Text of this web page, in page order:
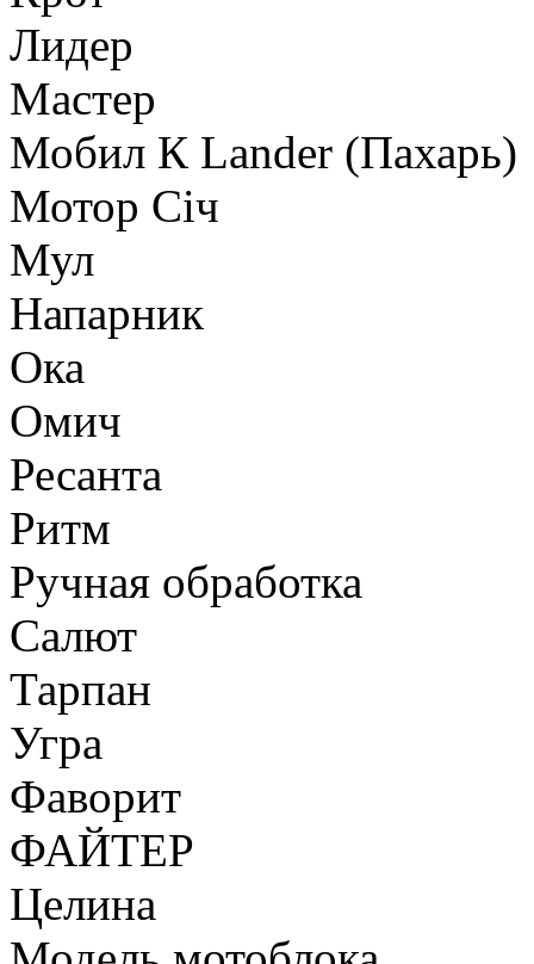
Лидер
Мастер
Мобил К Lander (Пахарь)
Мотор Сiч
Мул
Напарник
Ока
Омич
Ресанта
Ритм
Ручная обработка
Салют
Тарпан
Угра
Фаворит
ФАЙТЕР
Целина